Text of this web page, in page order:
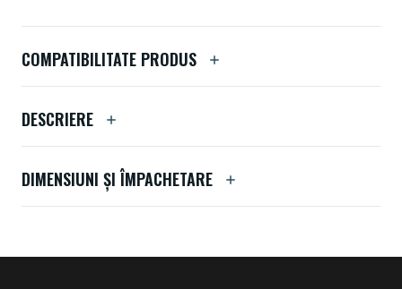
COMPATIBILITATE PRODUS
DESCRIERE
DIMENSIUNI ȘI ÎMPACHETARE